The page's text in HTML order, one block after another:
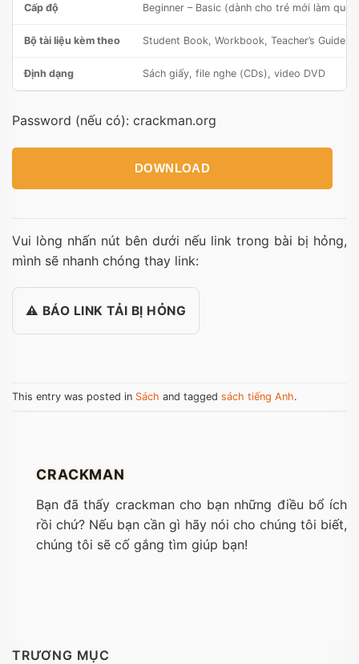
Cấp độ Beginner – Basic (dành cho trẻ mới làm
Bộ tài liệu kèm theo Student Book, Workbook, Teacher’s Guide,
Định dạng Sách giấy, file nghe (CDs), video DVD
Password (nếu có): crackman.org
DOWNLOAD
Vui lòng nhấn nút bên dưới nếu link trong bài bị hỏng,
mình sẽ nhanh chóng thay link:
⚠️ BÁO LINK TẢI BỊ HỎNG
This entry was posted in Sách and tagged sách tiếng Anh.
CRACKMAN
Bạn đã thấy crackman cho bạn những điều bổ ích
rồi chứ? Nếu bạn cần gì hãy nói cho chúng tôi biết,
chúng tôi sẽ cố gắng tìm giúp bạn!
TRƯƠNG MỤC